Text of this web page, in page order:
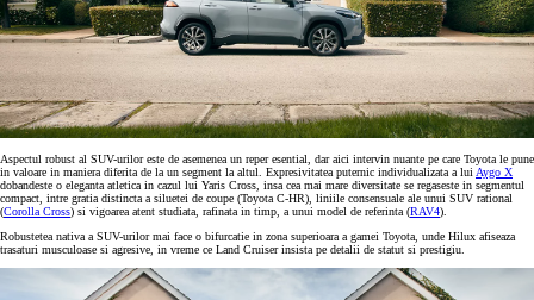
Aspectul robust al SUV-urilor este de asemenea un reper esential, dar aici intervin nuante pe care Toyota le pune
in valoare in maniera diferita de la un segment la altul. Expresivitatea puternic individualizata a luiAygo X
dobandeste o eleganta atletica in cazul lui Yaris Cross, insa cea mai mare diversitate se regaseste in segmentul
compact, intre gratia distincta a siluetei de coupe (Toyota C-HR), liniile consensuale ale unui SUV rational
(Corolla Cross) si vigoarea atent studiata, rafinata in timp, a unui model de referinta (RAV4).
Robustetea nativa a SUV-urilor mai face o bifurcatie in zona superioara a gamei Toyota, unde Hilux afiseaza
trasaturi musculoase si agresive, in vreme ce Land Cruiser insista pe detalii de statut si prestigiu.